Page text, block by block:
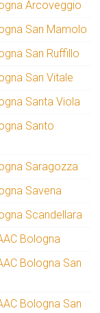
Arcoveggio
San Mamolo
San Ruffillo
San Vitale
Santa Viola
Santo
Saragozza
Savena
Scandellara
Bologna
Bologna San
Bologna San